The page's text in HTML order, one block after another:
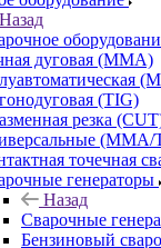
Назад
дуговая (MMA)
(TIG)
резка
(MMA/
точечная
генераторы
Назад
Сварочные
Бензиновый